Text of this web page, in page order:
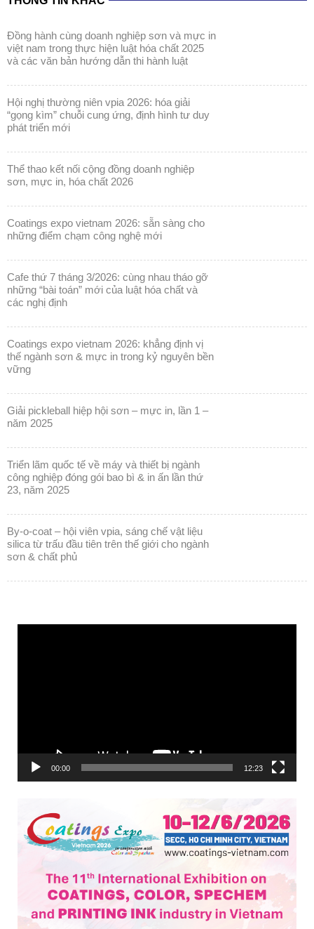
đồng hành cùng doanh nghiệp sơn và mực in
việt nam trong thực hiện luật hóa chất 2025
và các văn bản hướng dẫn thi hành luật
hội nghị thường niên vpia 2026: hóa giải
“gọng kìm” chuỗi cung ứng, định hình tư duy
phát triển mới
thể thao kết nối cộng đồng doanh nghiệp
sơn, mực in, hóa chất 2026
coatings expo vietnam 2026: sẵn sàng cho
những điểm chạm công nghệ mới
cafe thứ 7 tháng 3/2026: cùng nhau tháo gỡ
những “bài toán” mới của luật hóa chất và
các nghị định
coatings expo vietnam 2026: khẳng định vị
thế ngành sơn & mực in trong kỷ nguyên bền
vững
giải pickleball hiệp hội sơn – mực in, lần 1 –
năm 2025
triển lãm quốc tế về máy và thiết bị ngành
công nghiệp đóng gói bao bì & in ấn lần thứ
23, năm 2025
by-o-coat – hội viên vpia, sáng chế vật liệu
silica từ trấu đầu tiên trên thế giới cho ngành
sơn & chất phủ
00:00 12:23